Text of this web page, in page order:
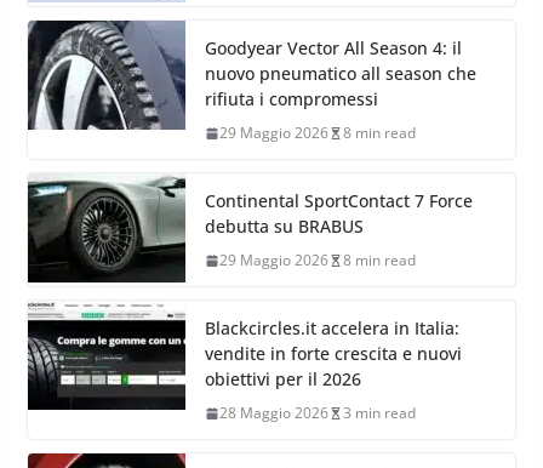
Goodyear Vector All Season 4: il
nuovo pneumatico all season che
rifiuta i compromessi
29 Maggio 2026 8 min read
Continental SportContact 7 Force
debutta su BRABUS
29 Maggio 2026 8 min read
Blackcircles.it accelera in Italia:
vendite in forte crescita e nuovi
obiettivi per il 2026
28 Maggio 2026 3 min read